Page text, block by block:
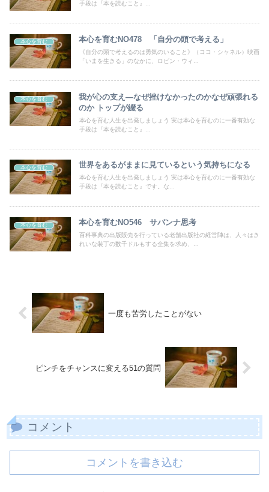
手段は『本を読むこと』...
本心を育む 本心を育むNO478 「自分の頭で考える」
《自分の頭で考えるのは勇気のいること》（ココ・シャネル）映画
「いまを生きる」のなかに、ロビン・ウィ...
本心を育む
我が心の支え―なぜ挫けなかったのかなぜ頑張れる
のか トップが綴る
本心を育む人生を出発しましょう 実は本心を育むのに一番有効な
手段は『本を読むこと』...
本心を育む 世界をあるがままに見ているという気持ちになる
本心を育む人生を出発しましょう 実は本心を育むのに一番有効な
手段は『本を読むこと』です。な...
本心を育む 本心を育むNO546 サバンナ思考
百科事典の出版販売を行っている老舗出版社の経営陣は、人々はき
れいな装丁の数千ドルもする全集を求め、...
一度も苦労したことがない
ピンチをチャンスに変える51の質問
コメント
コメントを書き込む